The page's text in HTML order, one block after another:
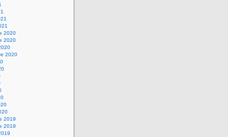
2020
2020
2020
2019
2019